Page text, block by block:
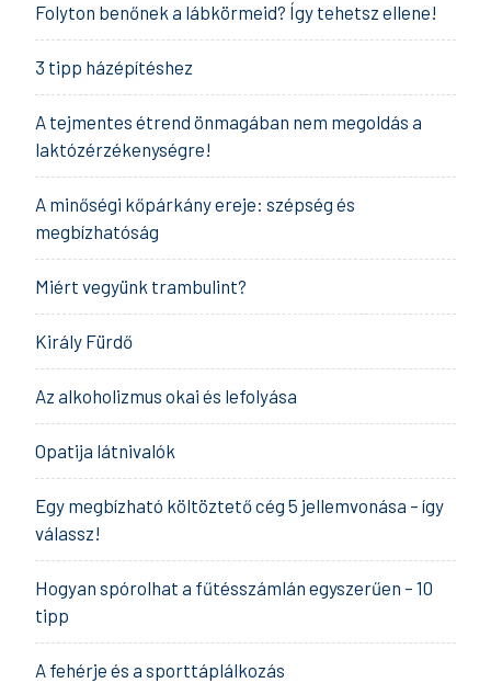
Folyton benőnek a lábkörmeid? Így tehetsz ellene!
3 tipp házépítéshez
A tejmentes étrend önmagában nem megoldás a
laktózérzékenységre!
A minőségi kőpárkány ereje: szépség és
megbízhatóság
Miért vegyünk trambulint?
Király Fürdő
Az alkoholizmus okai és lefolyása
Opatija látnivalók
Egy megbízható költöztető cég 5 jellemvonása – így
válassz!
Hogyan spórolhat a fűtésszámlán egyszerűen – 10
tipp
A fehérje és a sporttáplálkozás